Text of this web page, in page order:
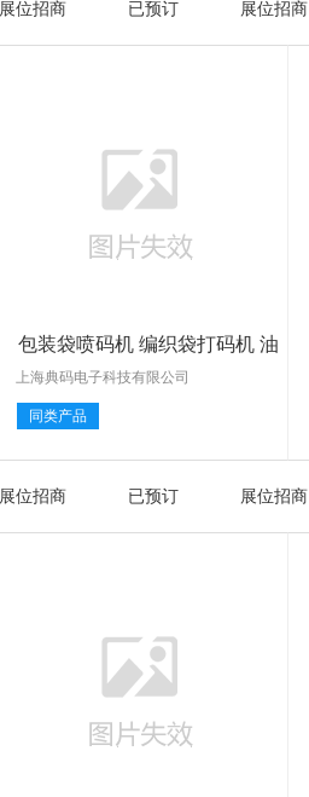
展位招商 已预订 展位招商
包装袋喷码机 编织袋打码机 油
上海典码电子科技有限公司
同类产品
展位招商 已预订 展位招商